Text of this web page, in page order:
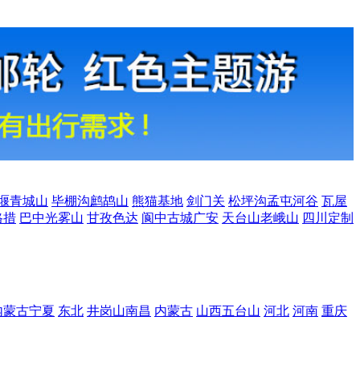
青城山 毕棚沟鹧鸪山 熊猫基地 剑门关 松坪沟孟屯河谷 瓦屋
措 巴中光雾山 甘孜色达 阆中古城广安 天台山老峨山 四川定制
蒙古宁夏 东北 井岗山南昌 内蒙古 山西五台山 河北 河南 重庆